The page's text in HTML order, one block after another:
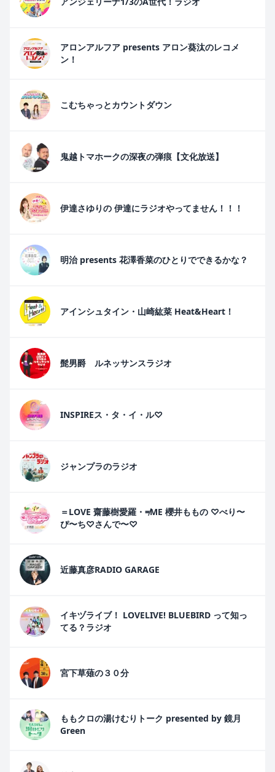
アロンアルフア presents アロン葵汰のレコメ
ン！
こむちゃっとカウントダウン
鬼越トマホークの深夜の弾痕【文化放送】
伊達さゆりの 伊達にラジオやってません！！！
明治 presents 花澤香菜のひとりでできるかな？
アインシュタイン・山崎紘菜 Heat&Heart！
髭男爵 ルネッサンスラジオ
INSPIREス・タ・イ・ル♡
ジャンプラのラジオ
＝LOVE 齋藤樹愛羅・≠ME 櫻井ももの ♡べり〜
ぴ〜ち♡さんで〜♡
近藤真彦RADIO GARAGE
イキヅライブ！ LOVELIVE! BLUEBIRD って知っ
てる？ラジオ
宮下草薙の３０分
ももクロの湯けむりトーク presented by 鏡月
Green